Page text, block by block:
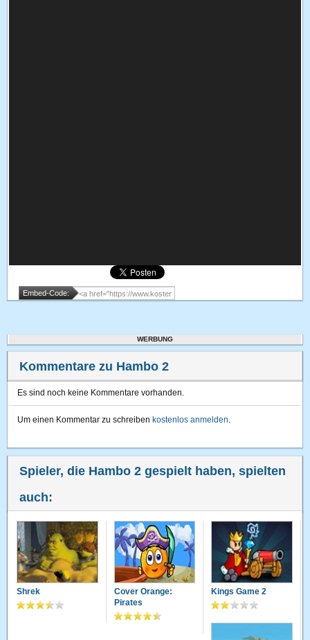
Embed-Code:
WERBUNG
Kommentare zu Hambo 2
Es sind noch keine Kommentare vorhanden.
Um einen Kommentar zu schreiben kostenlos anmelden.
Spieler, die Hambo 2 gespielt haben, spielten
auch:
Shrek
Cover Orange:
Pirates
Kings Game 2